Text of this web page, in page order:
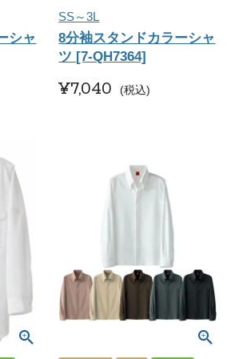
シャ
SS～3L
8分袖スタンドカラーシャ
ツ [7-QH7364]
¥7,040 税込